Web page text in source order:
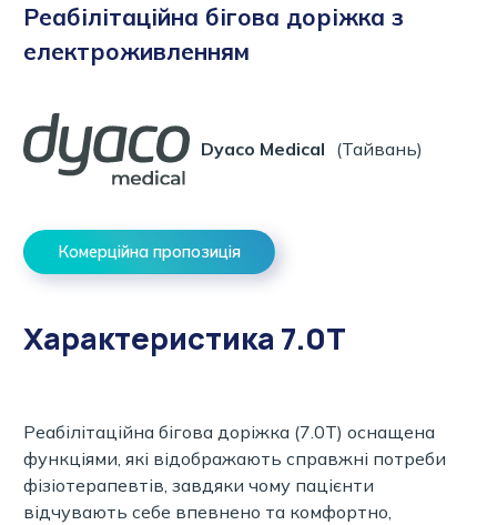
Реабілітаційна бігова доріжка з
електроживленням
Dyaco Medical (Тайвань)
Комерційна пропозиція
Характеристика 7.0T
Реабілітаційна бігова доріжка (7.0T) оснащена
функціями, які відображають справжні потреби
фізіотерапевтів, завдяки чому пацієнти
відчувають себе впевнено та комфортно,